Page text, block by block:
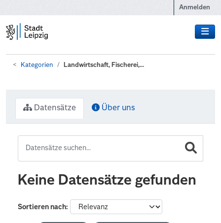
Anmelden
Kategorien Landwirtschaft, Fischerei,...
Datensätze Über uns
Keine Datensätze gefunden
Sortieren nach